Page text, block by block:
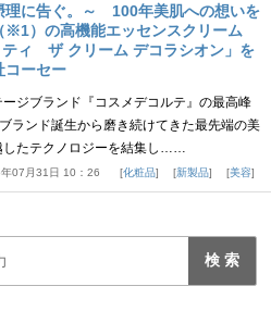
理に告ぐ。～ 100年美肌への想いを
※1）の高機能エッセンスクリーム
ティ ザ クリーム デコラシオン」を
コーセー
ジブランド『コスメデコルテ』の最高峰
ランド誕生から磨き続けてきた最先端の美
したテクノロジーを結集し……
07月31日 10：26 化粧品 新製品 美容